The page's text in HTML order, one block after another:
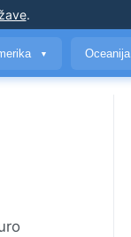
.
▼ Oceanija